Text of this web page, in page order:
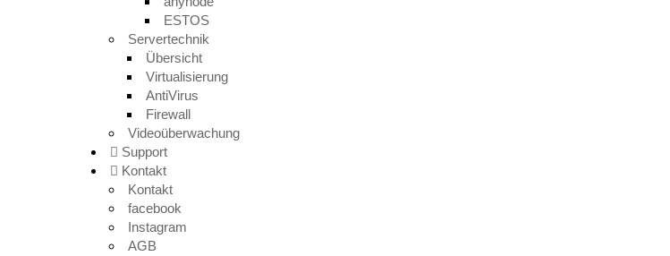
ESTOS
Servertechnik
Übersicht
Virtualisierung
AntiVirus
Firewall
Videoüberwachung
Support
Kontakt
Kontakt
facebook
Instagram
AGB